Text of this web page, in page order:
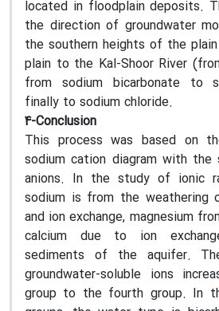
located in floodplain deposits.
the direction of groundwater
the southern heights of the
plain to the Kal-Shoor River
from sodium bicarbonate to
finally to sodium chloride.
4-Conclusion
This process was based on
sodium cation diagram with the
anions. In the study of ionic
sodium is from the weathering
and ion exchange, magnesium
calcium due to ion
sediments of the aquifer.
groundwater-soluble ions
group to the fourth group. In